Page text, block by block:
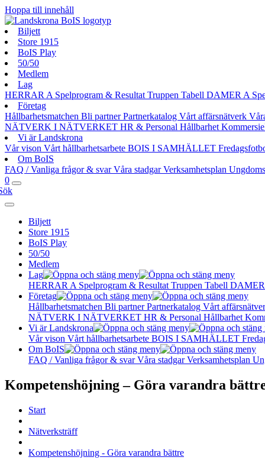
Hoppa till innehåll
Biljett
Store 1915
BoIS Play
50/50
Medlem
Lag
HERRAR A Spelprogram & Resultat Truppen Tabell DAMER A
Företag
Hållbarhetsmatchen Bli partnerPartnerkatalog Vårt affärsnätverk
NÄTVERK I NÄTVERKET HR & Personal Hållbarhet
Vi är Landskrona
Vår vison Vårt hållbarhetsarbete BOIS I SAMHÄLLET
Om BoIS
FAQ / Vanliga frågor & svarVåra stadgarVerksamhetsplan
0
Biljett
Store 1915
BoIS Play
50/50
Medlem
Lag
HERRAR A Spelprogram & Resultat Truppen Tabell
Företag
Hållbarhetsmatchen Bli partnerPartnerkatalog Vårt
NÄTVERK I NÄTVERKET HR & Personal Hållbarhet
Vi är Landskrona
Vår vison Vårt hållbarhetsarbete BOIS I SAMHÄLLET
Om BoIS
FAQ / Vanliga frågor & svarVåra stadgarVerksamhetsplan
Kompetenshöjning – Göra varandra
Start
Nätverksträff
Kompetenshöjning - Göra varandra bättre